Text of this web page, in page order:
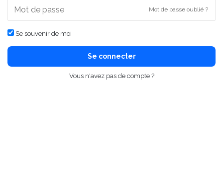
Mot de passe oublié ?
Se souvenir de moi
Se connecter
Vous n'avez pas de compte ?